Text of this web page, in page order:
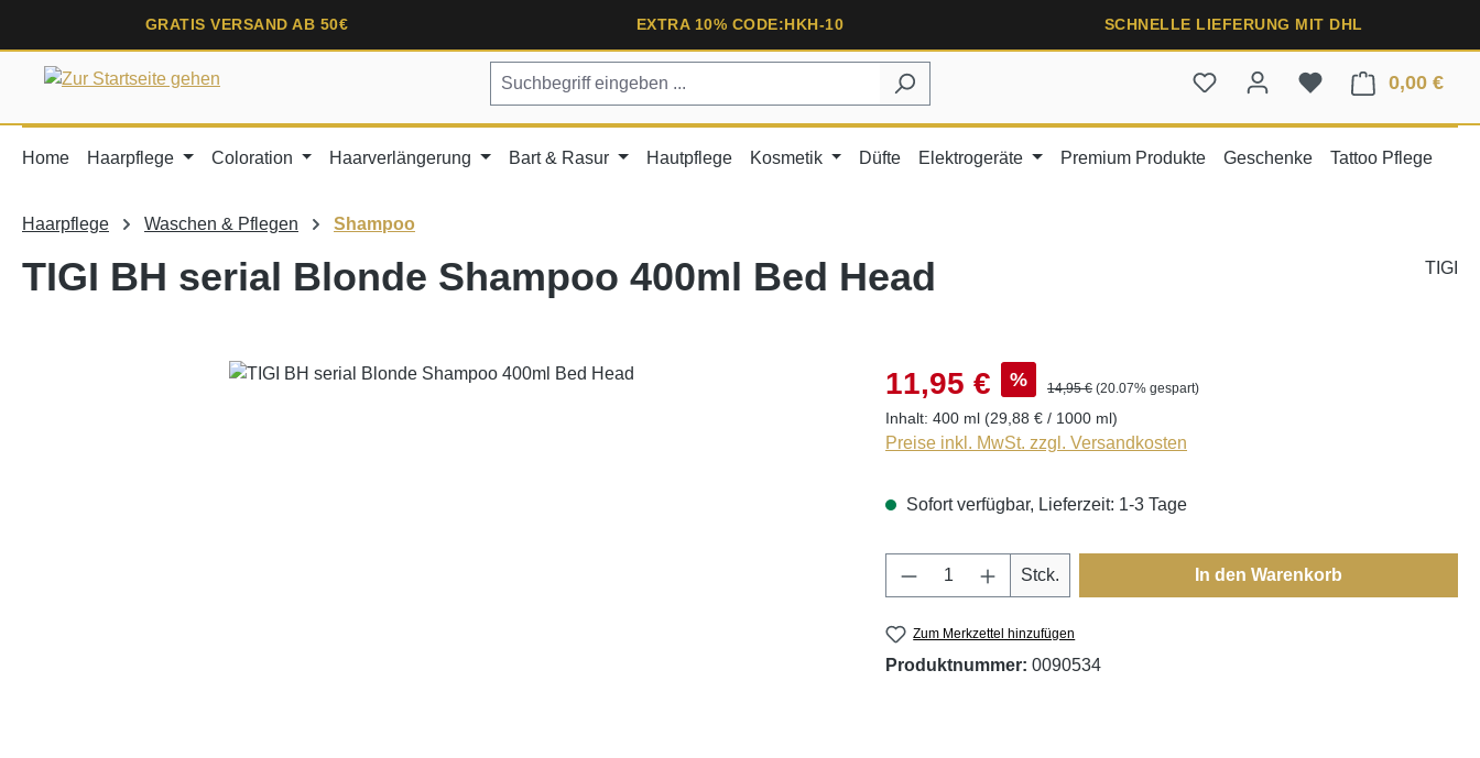
Zur Hauptnavigation springen
GRATIS VERSAND AB 50€ EXTRA 10% CODE:HKH-10 SCHNELLE LIEFERUNG MIT DHL
0,00 €
Home Haarpflege Coloration Haarverlängerung Bart & Rasur Hautpflege Kosmetik Düfte Elektrogeräte Premium Produkte Geschenke Tattoo Pflege
Haarpflege Waschen & Pflegen Shampoo
TIGI BH serial Blonde Shampoo 400ml Bed Head TIGI
11,95 € % 14,95 € (20.07% gespart)
Inhalt: 400 ml (29,88 € / 1000 ml)
Preise inkl. MwSt. zzgl. Versandkosten
Sofort verfügbar, Lieferzeit: 1-3 Tage
Produkt Anzahl: Gib den gewünschten Wert ein
Stck. In den Warenkorb
Zum Merkzettel hinzufügen
Produktnummer: 0090534